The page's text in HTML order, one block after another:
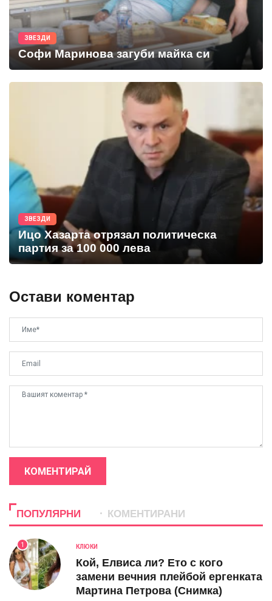
ЗВЕЗДИ
Софи Маринова загуби майка си
ЗВЕЗДИ
Ицо Хазарта отрязал политическа
партия за 100 000 лева
Остави коментар
КОМЕНТИРАЙ
ПОПУЛЯРНИ КОМЕНТИРАНИ
1 КЛЮКИ
Кой, Елвиса ли? Ето с кого
замени вечния плейбой ергенката
Мартина Петрова (Снимка)